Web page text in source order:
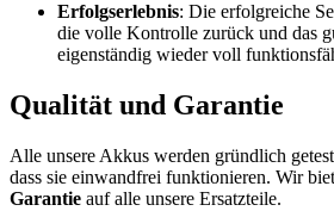
Erfolgserlebnis: Die erfolgreiche
die volle Kontrolle zurück und das
eigenständig wieder voll
Qualität und Garantie
Alle unsere Akkus werden gründlich
dass sie einwandfrei funktionieren. Wir
Garantie auf alle unsere Ersatzteile.